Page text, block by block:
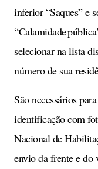
inferior “Saques” e
“Calamidade
selecionar na lista
número de sua
São necessários
identificação com
Nacional de
envio da frente e